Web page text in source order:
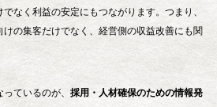
なく利益の安定にもつながります。つまり、
の集客だけでなく、経営側の収益改善にも関
ているのが、 採用・人材確保のための情報発